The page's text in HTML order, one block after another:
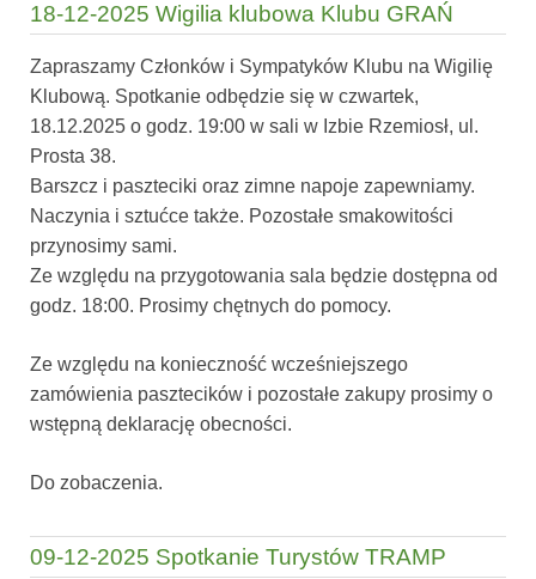
18-12-2025 Wigilia klubowa Klubu GRAŃ
Zapraszamy Członków i Sympatyków Klubu na Wigilię
Klubową. Spotkanie odbędzie się w czwartek,
18.12.2025 o godz. 19:00 w sali w Izbie Rzemiosł, ul.
Prosta 38.
Barszcz i paszteciki oraz zimne napoje zapewniamy.
Naczynia i sztućce także. Pozostałe smakowitości
przynosimy sami.
Ze względu na przygotowania sala będzie dostępna od
godz. 18:00. Prosimy chętnych do pomocy.
Ze względu na konieczność wcześniejszego
zamówienia pasztecików i pozostałe zakupy prosimy o
wstępną deklarację obecności.
Do zobaczenia.
09-12-2025 Spotkanie Turystów TRAMP